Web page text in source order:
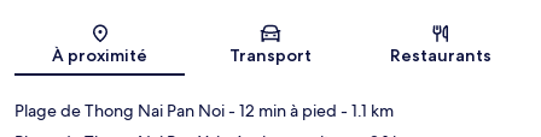
Carte
À proximité Transport Restaurants
Plage de Thong Nai Pan Noi- 12 min à pied - 1.1 km